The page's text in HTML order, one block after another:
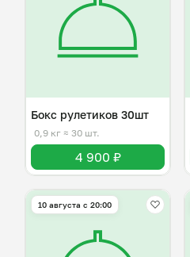
Бокс рулетиков 30шт
0,9 кг ≈ 30 шт.
4 900 ₽
10 августа с 20:00